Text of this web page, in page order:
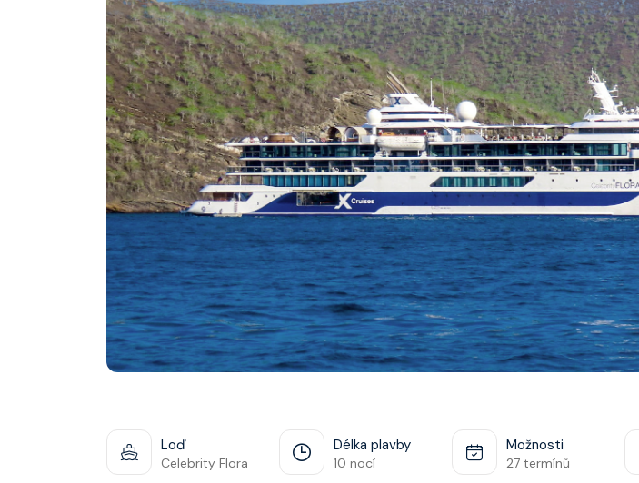
Loď
Celebrity Flora
Délka plavby
10 nocí
Možnosti
27 termínů